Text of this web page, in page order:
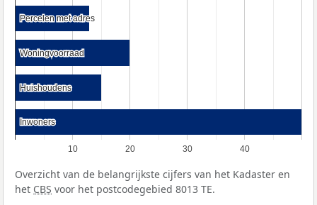
10 20 30 40
Percelen met adres
Percelen met adres
Woningvoorraad
Woningvoorraad
Huishoudens
Huishoudens
Inwoners
Inwoners
Overzicht van de belangrijkste cijfers van het Kadaster en
het CBS voor het postcodegebied 8013 TE.